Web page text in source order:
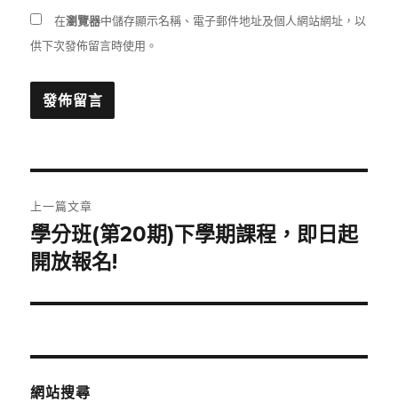
在瀏覽器中儲存顯示名稱、電子郵件地址及個人網站網址，以
供下次發佈留言時使用。
章
導
覽
上一篇文章
上
一
文
學分班(第20期)下學期課程，即日起
開放報名!
網站搜尋